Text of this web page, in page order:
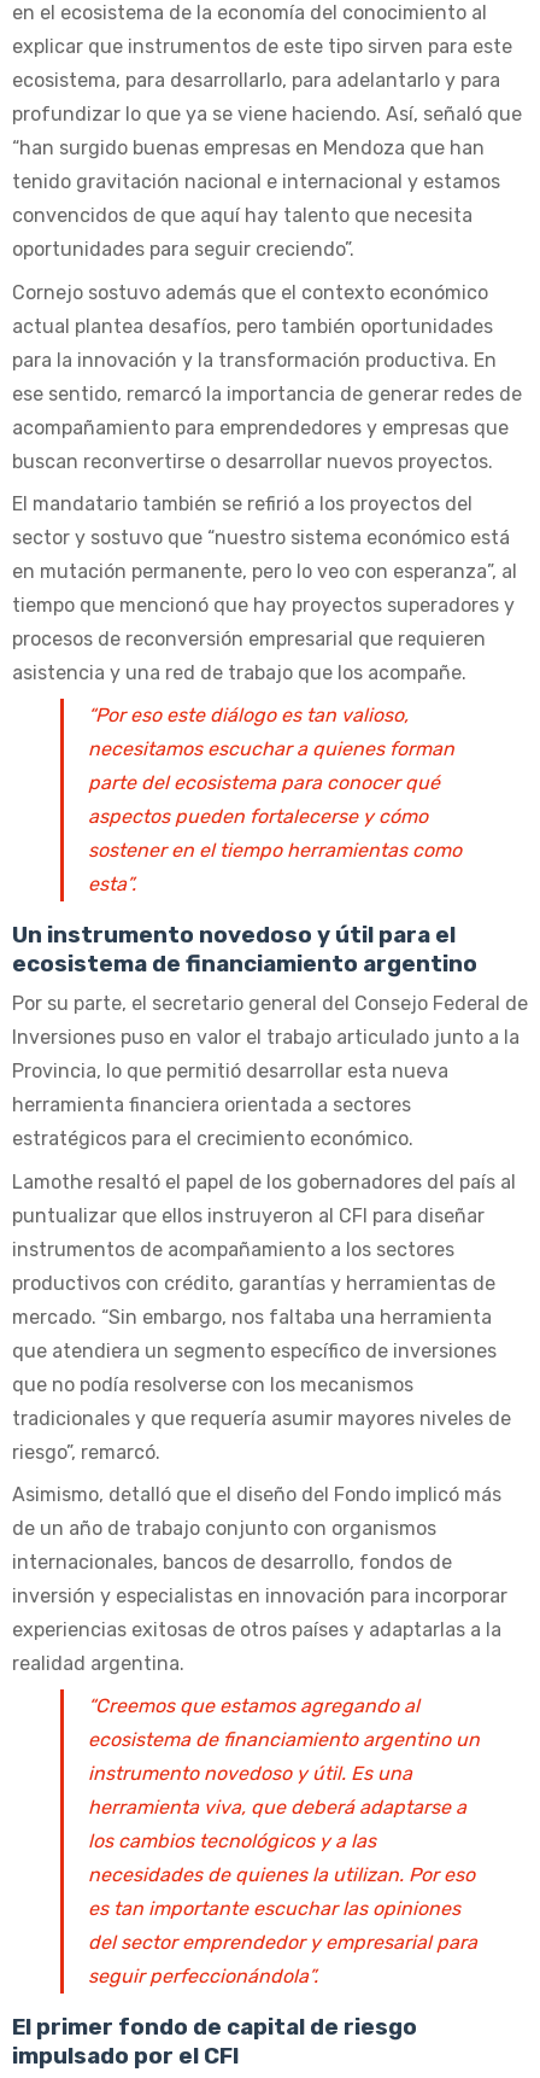
en el ecosistema de la economía del conocimiento al
explicar que instrumentos de este tipo sirven para este
ecosistema, para desarrollarlo, para adelantarlo y para
profundizar lo que ya se viene haciendo. Así, señaló que
“han surgido buenas empresas en Mendoza que han
tenido gravitación nacional e internacional y estamos
convencidos de que aquí hay talento que necesita
oportunidades para seguir creciendo”.
Cornejo sostuvo además que el contexto económico
actual plantea desafíos, pero también oportunidades
para la innovación y la transformación productiva. En
ese sentido, remarcó la importancia de generar redes de
acompañamiento para emprendedores y empresas que
buscan reconvertirse o desarrollar nuevos proyectos.
El mandatario también se refirió a los proyectos del
sector y sostuvo que “nuestro sistema económico está
en mutación permanente, pero lo veo con esperanza”, al
tiempo que mencionó que hay proyectos superadores y
procesos de reconversión empresarial que requieren
asistencia y una red de trabajo que los acompañe.
“Por eso este diálogo es tan valioso,
necesitamos escuchar a quienes forman
parte del ecosistema para conocer qué
aspectos pueden fortalecerse y cómo
sostener en el tiempo herramientas como
esta”.
Un instrumento novedoso y útil para el
ecosistema de financiamiento argentino
Por su parte, el secretario general del Consejo Federal de
Inversiones puso en valor el trabajo articulado junto a la
Provincia, lo que permitió desarrollar esta nueva
herramienta financiera orientada a sectores
estratégicos para el crecimiento económico.
Lamothe resaltó el papel de los gobernadores del país al
puntualizar que ellos instruyeron al CFI para diseñar
instrumentos de acompañamiento a los sectores
productivos con crédito, garantías y herramientas de
mercado. “Sin embargo, nos faltaba una herramienta
que atendiera un segmento específico de inversiones
que no podía resolverse con los mecanismos
tradicionales y que requería asumir mayores niveles de
riesgo”, remarcó.
Asimismo, detalló que el diseño del Fondo implicó más
de un año de trabajo conjunto con organismos
internacionales, bancos de desarrollo, fondos de
inversión y especialistas en innovación para incorporar
experiencias exitosas de otros países y adaptarlas a la
realidad argentina.
“Creemos que estamos agregando al
ecosistema de financiamiento argentino un
instrumento novedoso y útil. Es una
herramienta viva, que deberá adaptarse a
los cambios tecnológicos y a las
necesidades de quienes la utilizan. Por eso
es tan importante escuchar las opiniones
del sector emprendedor y empresarial para
seguir perfeccionándola”.
El primer fondo de capital de riesgo
impulsado por el CFI